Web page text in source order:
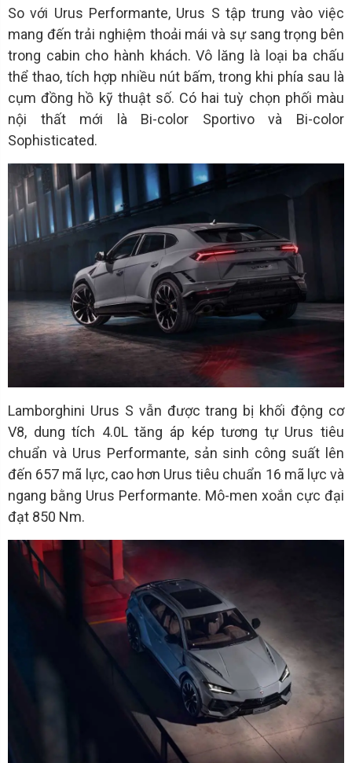
So với Urus Performante, Urus S tập trung vào việc
mang đến trải nghiệm thoải mái và sự sang trọng bên
trong cabin cho hành khách. Vô lăng là loại ba chấu
thể thao, tích hợp nhiều nút bấm, trong khi phía sau là
cụm đồng hồ kỹ thuật số. Có hai tuỳ chọn phối màu
nội thất mới là Bi-color Sportivo và Bi-color
Sophisticated.
Lamborghini Urus S vẫn được trang bị khối động cơ
V8, dung tích 4.0L tăng áp kép tương tự Urus tiêu
chuẩn và Urus Performante, sản sinh công suất lên
đến 657 mã lực, cao hơn Urus tiêu chuẩn 16 mã lực và
ngang bằng Urus Performante. Mô-men xoắn cực đại
đạt 850 Nm.